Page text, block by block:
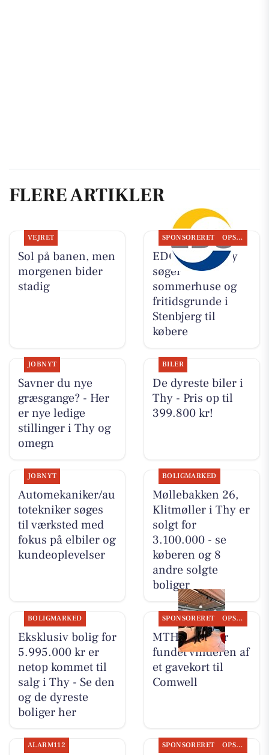
FLERE ARTIKLER
VEJRET
Sol på banen, men
morgenen bider
stadig
SPONSORERET OPSLAGSTAVLEN
EDC Hurup Thy
søger
sommerhuse og
fritidsgrunde i
Stenbjerg til
købere
JOBNYT
Savner du nye
græsgange? - Her
er nye ledige
stillinger i Thy og
omegn
BILER
De dyreste biler i
Thy - Pris op til
399.800 kr!
JOBNYT
Automekaniker/au
totekniker søges
til værksted med
fokus på elbiler og
kundeoplevelser
BOLIGMARKED
Møllebakken 26,
Klitmøller i Thy er
solgt for
3.100.000 - se
køberen og 8
andre solgte
boliger
BOLIGMARKED
Eksklusiv bolig for
5.995.000 kr er
netop kommet til
salg i Thy - Se den
og de dyreste
boliger her
SPONSORERET OPSLAGSTAVLEN
MTH Biler har
fundet vinderen af
et gavekort til
Comwell
ALARM112 SPONSORERET OPSLAGSTAVLEN